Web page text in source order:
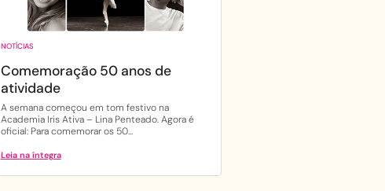
NOTÍCIAS
Comemoração 50 anos de
atividade
A semana começou em tom festivo na
Academia Iris Ativa – Lina Penteado. Agora é
oficial: Para comemorar os 50...
Leia na íntegra